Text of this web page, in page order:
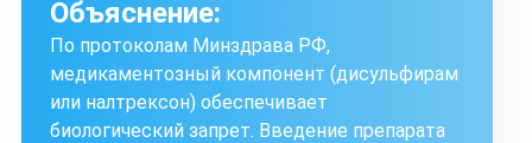
Объяснение:
По протоколам Минздрава РФ,
медикаментозный компонент (дисульфирам
или налтрексон) обеспечивает
биологический запрет. Введение препарата